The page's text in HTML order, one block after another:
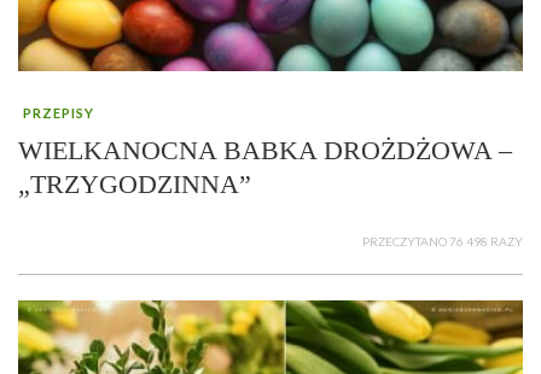
PRZEPISY
WIELKANOCNA BABKA DROŻDŻOWA –
„TRZYGODZINNA”
PRZECZYTANO 76 498 RAZY